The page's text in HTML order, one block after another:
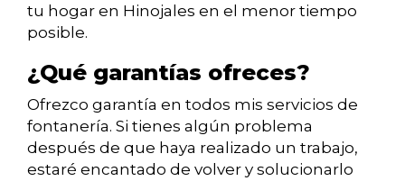
tu hogar en Hinojales en el menor tiempo
posible.
¿Qué garantías ofreces?
Ofrezco garantía en todos mis servicios de
fontanería. Si tienes algún problema
después de que haya realizado un trabajo,
estaré encantado de volver y solucionarlo